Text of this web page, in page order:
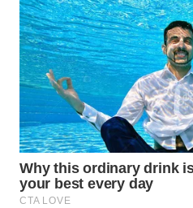
SURABAYA
WN
NATUNA
WN
BINTAN
WN
MANDALIKA